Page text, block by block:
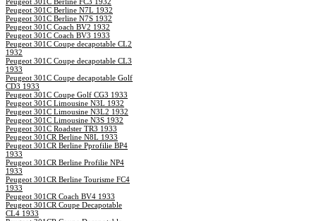
Peugeot 301C Berline N7L 1932
Peugeot 301C Berline N7S 1932
Peugeot 301C Coach BV2 1932
Peugeot 301C Coach BV3 1933
Peugeot 301C Coupe decapotable CL2
1932
Peugeot 301C Coupe decapotable CL3
1933
Peugeot 301C Coupe decapotable Golf
CD3 1933
Peugeot 301C Coupe Golf CG3 1933
Peugeot 301C Limousine N3L 1932
Peugeot 301C Limousine N3L2 1932
Peugeot 301C Limousine N3S 1932
Peugeot 301C Roadster TR3 1933
Peugeot 301CR Berline N8L 1933
Peugeot 301CR Berline Pprofilie BP4
1933
Peugeot 301CR Berline Profilie NP4
1933
Peugeot 301CR Berline Tourisme FC4
1933
Peugeot 301CR Coach BV4 1933
Peugeot 301CR Coupe Decapotable
CL4 1933